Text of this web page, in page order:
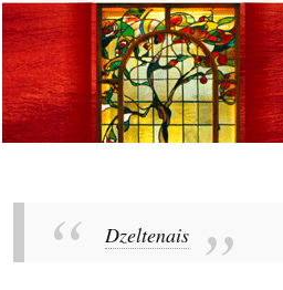
Dzeltenais